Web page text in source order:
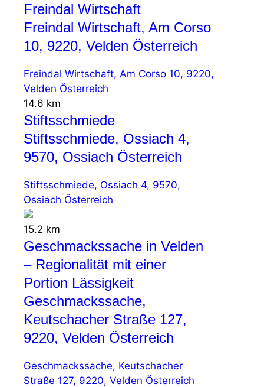
Freindal Wirtschaft
Freindal Wirtschaft, Am Corso
10, 9220, Velden Österreich
Freindal Wirtschaft, Am Corso 10, 9220,
Velden Österreich
14.6 km
Stiftsschmiede
Stiftsschmiede, Ossiach 4,
9570, Ossiach Österreich
Stiftsschmiede, Ossiach 4, 9570,
Ossiach Österreich
15.2 km
Geschmackssache in Velden
– Regionalität mit einer
Portion Lässigkeit
Geschmackssache,
Keutschacher Straße 127,
9220, Velden Österreich
Geschmackssache, Keutschacher
Straße 127, 9220, Velden Österreich